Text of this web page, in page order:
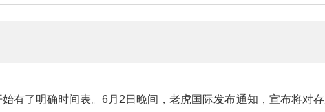
有了明确时间表。6月2日晚间，老虎国际发布通知，宣布将对